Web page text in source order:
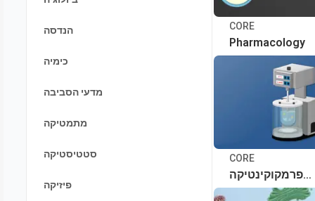
הנדסה
כימיה
מדעי הסביבה
מתמטיקה
סטטיסטיקה
פיזיקה
CORE
Pharmacology
CORE
פרמקוקינטיקה
ופרמקודינמיקה